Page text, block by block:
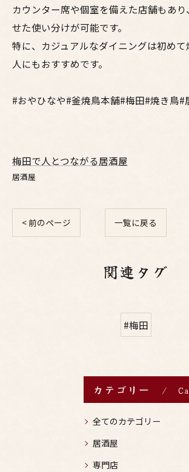
カウンター席や個室を備えた店舗もあ
せた使い分けが可能です。
特に、カジュアルなダイニングは初め
人にもおすすめです。
#おやひなや#釜焼鳥本舗#梅田#焼き鳥#
梅田で人とつながる居酒屋
居酒屋
< 前のページ 一覧に戻る
関連タグ
#梅田
カテゴリー
全てのカテゴリー
居酒屋
専門店